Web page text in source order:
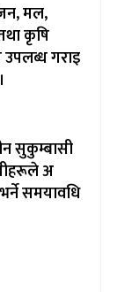
मल,
कृषि
उपलब्ध गराइ
सुकुम्बासी
अ
समयावधि